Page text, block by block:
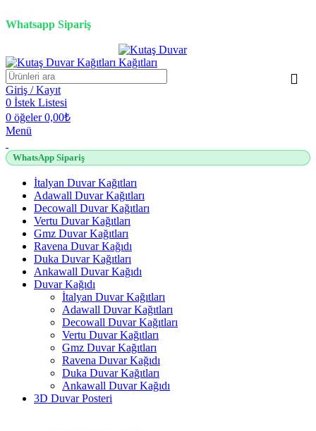
Whatsapp Sipariş
Giriş / Kayıt
0 İstek Listesi
0 öğeler 0,00₺
Menü
WhatsApp Sipariş
İtalyan Duvar Kağıtları
Adawall Duvar Kağıtları
Decowall Duvar Kağıtları
Vertu Duvar Kağıtları
Gmz Duvar Kağıtları
Ravena Duvar Kağıdı
Duka Duvar Kağıtları
Ankawall Duvar Kağıdı
Duvar Kağıdı
İtalyan Duvar Kağıtları
Adawall Duvar Kağıtları
Decowall Duvar Kağıtları
Vertu Duvar Kağıtları
Gmz Duvar Kağıtları
Ravena Duvar Kağıdı
Duka Duvar Kağıtları
Ankawall Duvar Kağıdı
3D Duvar Posteri